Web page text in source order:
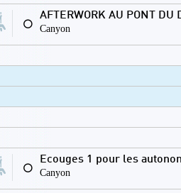
⚪
AFTERWORK AU PONT DU
Canyon
⚪
Ecouges 1 pour les
Canyon